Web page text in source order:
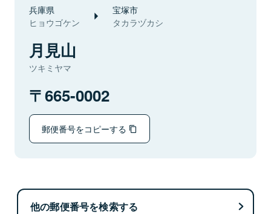
兵庫県
ヒョウゴケン
宝塚市
タカラヅカシ
月見山
ツキミヤマ
665-0002
郵便番号をコピーする
他の郵便番号を検索する